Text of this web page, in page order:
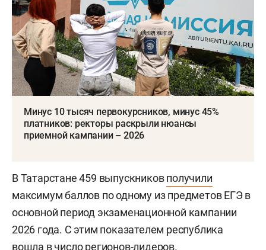
Минус 10 тысяч первокурсников, минус 45%
платников: ректоры раскрыли нюансы
приемной кампании – 2026
В Татарстане 459 выпускниковполучили
максимум баллов по одному из предметов ЕГЭ в
основной период экзаменационной кампании
2026 года. С этим показателем республика
вошла в число регионов-лидеров.